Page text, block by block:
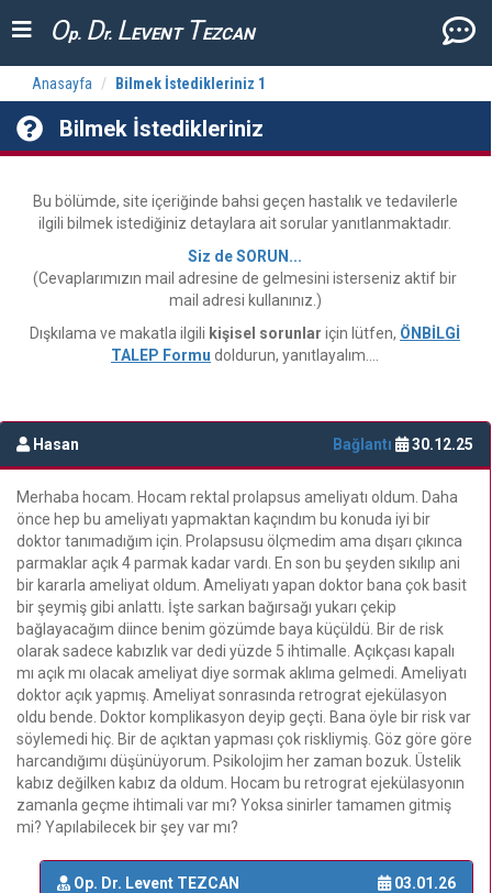
Op. Dr. LEVENT TEZCAN
Anasayfa Bilmek İstedikleriniz 1
Bilmek İstedikleriniz
Bu bölümde, site içeriğinde bahsi geçen hastalık ve tedavilerle
ilgili bilmek istediğiniz detaylara ait sorular yanıtlanmaktadır.
Siz de SORUN...
(Cevaplarımızın mail adresine de gelmesini isterseniz aktif bir
mail adresi kullanınız.)
Dışkılama ve makatla ilgili kişisel sorunlar için lütfen, ÖNBİLGİ
TALEP Formu doldurun, yanıtlayalım....
Hasan Bağlantı 30.12.25
Merhaba hocam. Hocam rektal prolapsus ameliyatı oldum. Daha
önce hep bu ameliyatı yapmaktan kaçındım bu konuda iyi bir
doktor tanımadığım için. Prolapsusu ölçmedim ama dışarı çıkınca
parmaklar açık 4 parmak kadar vardı. En son bu şeyden sıkılıp ani
bir kararla ameliyat oldum. Ameliyatı yapan doktor bana çok basit
bir şeymiş gibi anlattı. İşte sarkan bağırsağı yukarı çekip
bağlayacağım diince benim gözümde baya küçüldü. Bir de risk
olarak sadece kabızlık var dedi yüzde 5 ihtimalle. Açıkçası kapalı
mı açık mı olacak ameliyat diye sormak aklıma gelmedi. Ameliyatı
doktor açık yapmış. Ameliyat sonrasında retrograt ejekülasyon
oldu bende. Doktor komplikasyon deyip geçti. Bana öyle bir risk var
söylemedi hiç. Bir de açıktan yapması çok riskliymiş. Göz göre göre
harcandığımı düşünüyorum. Psikolojim her zaman bozuk. Üstelik
kabız değilken kabız da oldum. Hocam bu retrograt ejekülasyonın
zamanla geçme ihtimali var mı? Yoksa sinirler tamamen gitmiş
mi? Yapılabilecek bir şey var mı?
Op. Dr. Levent TEZCAN 03.01.26